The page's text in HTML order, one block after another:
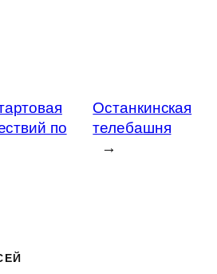
по
Останкинская
телебашня
→